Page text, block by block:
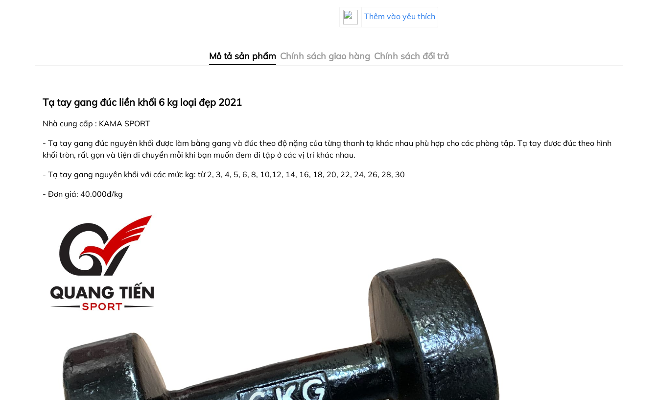
Thêm vào yêu thích
Mô tả sản phẩm Chính sách giao hàng Chính sách đổi trả
Tạ tay gang đúc liền khối 6 kg loại đẹp 2021
Nhà cung cấp : KAMA SPORT
- Tạ tay gang đúc nguyên khối được làm bằng gang và đúc theo độ nặng của từng thanh tạ khác nhau phù hợp cho các phòng tập. Tạ tay được đúc theo hình
khối tròn, rất gọn và tiện di chuyển mỗi khi bạn muốn đem đi tập ở các vị trí khác nhau.
- Tạ tay gang nguyên khối với các mức kg: từ 2, 3, 4, 5, 6, 8, 10,12, 14, 16, 18, 20, 22, 24, 26, 28, 30
- Đơn giá: 40.000đ/kg